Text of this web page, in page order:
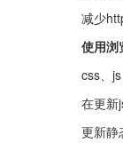
减少
使用浏
css、
在更新
更新静